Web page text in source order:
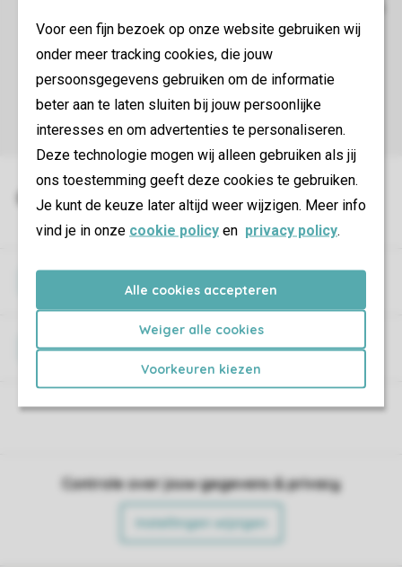
Voor een fijn bezoek op onze website gebruiken wij
onder meer tracking cookies, die jouw
persoonsgegevens gebruiken om de informatie
beter aan te laten sluiten bij jouw persoonlijke
interesses en om advertenties te personaliseren.
Deze technologie mogen wij alleen gebruiken als jij
ons toestemming geeft deze cookies te gebruiken.
Je kunt de keuze later altijd weer wijzigen. Meer info
vind je in onze cookie policy en privacy policy.
Alle cookies accepteren
Weiger alle cookies
Voorkeuren kiezen
schoon en zonder gebreken is aangetroffen, wordt je
borg wordt binnen tien dagen teruggestort.
Huisdieren
Controle over jouw gegevens & privacy
Instellingen wijzigen